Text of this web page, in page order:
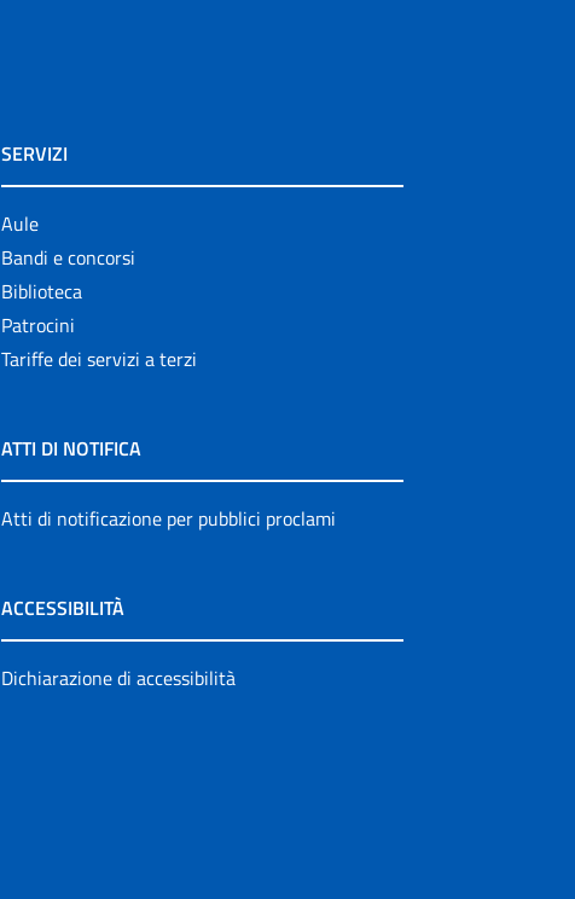
SERVIZI
Aule
Bandi e concorsi
Biblioteca
Patrocini
Tariffe dei servizi a terzi
ATTI DI NOTIFICA
Atti di notificazione per pubblici proclami
ACCESSIBILITÀ
Dichiarazione di accessibilità